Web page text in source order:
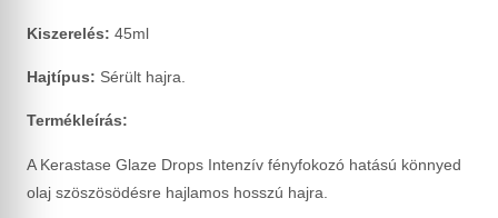
Kiszerelés: 45ml
Hajtípus: Sérült hajra.
Termékleírás:
A Kerastase Glaze Drops Intenzív fényfokozó hatású könnyed
olaj szöszösödésre hajlamos hosszú hajra.